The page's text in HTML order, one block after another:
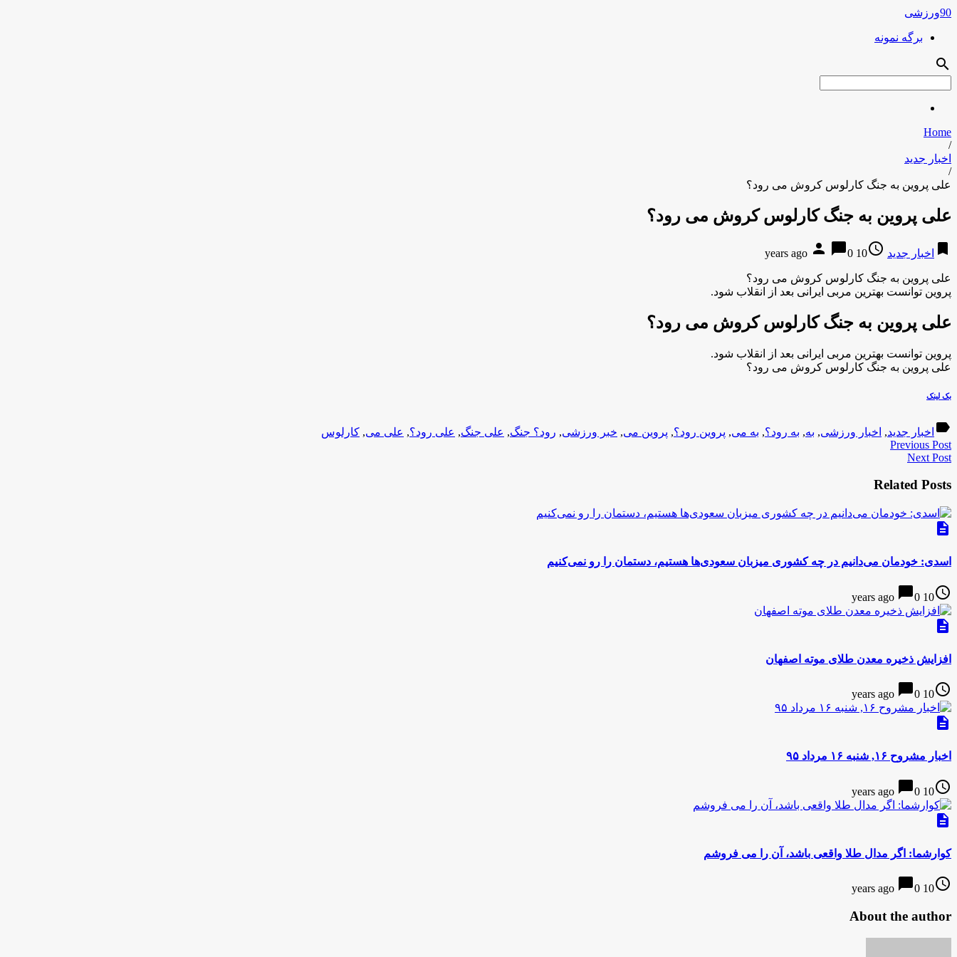
90ورزشی
برگه نمونه
search
Home
/
اخبار جدید
/
علی پروین به جنگ کارلوس کروش می رود؟
علی پروین به جنگ کارلوس کروش می رود؟
bookmark اخبار جدید access_time
10 years ago
person chat_bubble0
علی پروین به جنگ کارلوس کروش می رود؟
پروین توانست بهترین مربی ایرانی بعد از انقلاب شود.
علی پروین به جنگ کارلوس کروش می رود؟
پروین توانست بهترین مربی ایرانی بعد از انقلاب شود.
علی پروین به جنگ کارلوس کروش می رود؟
بک لینک
label اخبار جدید, اخبار ورزشی, به, به رود؟, به می, پروین رود؟, پروین می, خبر ورزشی, رود؟ جنگ, علی جنگ, علی رود؟, علی می, کارلوس
Previous Post
Next Post
Related Posts
description
اسدی: خودمان می‌دانیم در چه کشوری میزبان سعودی‌ها هستیم، دستمان را رو نمی‌کنیم
access_time
10 years ago
chat_bubble0
description
افزایش ذخیره معدن طلای موته اصفهان
access_time
10 years ago
chat_bubble0
description
اخبار مشروح ۱۶, شنبه ۱۶ مرداد ۹۵
access_time
10 years ago
chat_bubble0
description
کوارشما: اگر مدال طلا واقعی باشد، آن را می فروشم
access_time
10 years ago
chat_bubble0
About the author